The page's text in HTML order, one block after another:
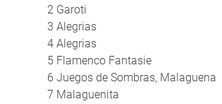
2 Garoti
3 Alegrias
4 Alegrias
5 Flamenco Fantasie
6 Juegos de Sombras, Malaguena
7 Malaguenita